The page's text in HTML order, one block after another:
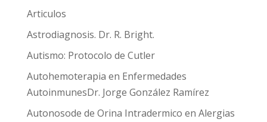
Articulos
Astrodiagnosis. Dr. R. Bright.
Autismo: Protocolo de Cutler
Autohemoterapia en Enfermedades
AutoinmunesDr. Jorge González Ramírez
Autonosode de Orina Intradermico en Alergias